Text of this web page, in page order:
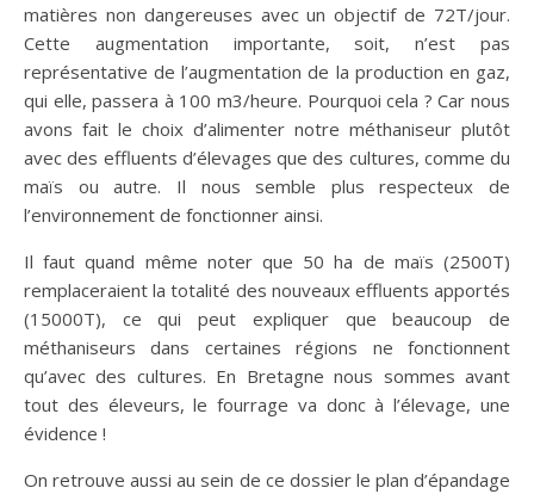
matières non dangereuses avec un objectif de 72T/jour.
Cette augmentation importante, soit, n’est pas
représentative de l’augmentation de la production en gaz,
qui elle, passera à 100 m3/heure. Pourquoi cela ? Car nous
avons fait le choix d’alimenter notre méthaniseur plutôt
avec des effluents d’élevages que des cultures, comme du
maïs ou autre. Il nous semble plus respecteux de
l’environnement de fonctionner ainsi.
Il faut quand même noter que 50 ha de maïs (2500T)
remplaceraient la totalité des nouveaux effluents apportés
(15000T), ce qui peut expliquer que beaucoup de
méthaniseurs dans certaines régions ne fonctionnent
qu’avec des cultures. En Bretagne nous sommes avant
tout des éleveurs, le fourrage va donc à l’élevage, une
évidence !
On retrouve aussi au sein de ce dossier le plan d’épandage